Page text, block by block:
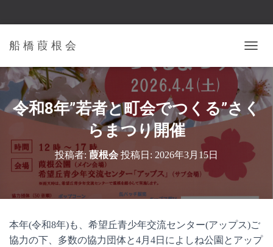
船 橋 葭 根 会
ビ
ゲ
ー
シ
ョ
切
り
令和8年”若者と町会でつくる”さく
らまつり開催
投稿者: 葭根会 投稿日: 2026年3月15日
本年(令和8年)も、希望丘青少年交流センター(アップス)ご
協力の下、多数の協力団体と4月4日によしね公園とアップ